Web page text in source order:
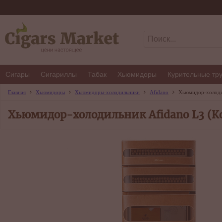
Сигары Сигариллы Табак Хьюмидоры Курительные
Главная Хьюмидоры Хьюмидоры-холодильники Afidano Хьюмидор-
Хьюмидор-холодильник Afidano L3